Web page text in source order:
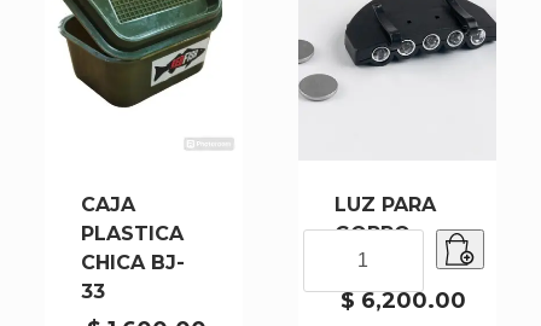
CAJA
PLASTICA
CHICA BJ-
33
LUZ PARA
GORRO
BW-588
$6,200.00
GORRO